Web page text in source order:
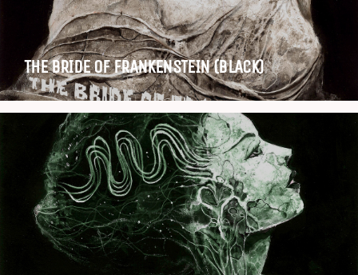
THE BRIDE OF FRANKENSTEIN (BLACK)